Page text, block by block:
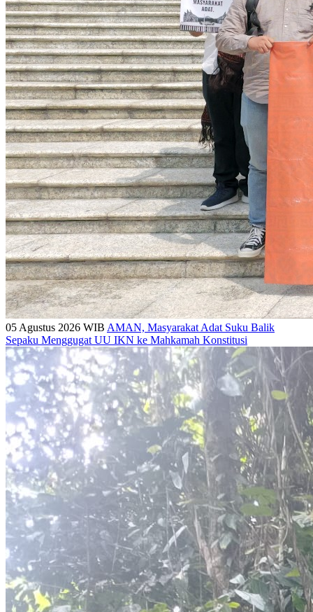
05 Agustus 2026 WIB AMAN, Masyarakat Adat Suku Balik
Sepaku Menggugat UU IKN ke Mahkamah Konstitusi